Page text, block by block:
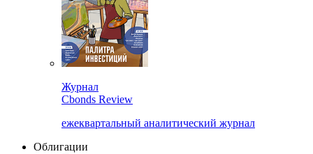
Cbonds Review